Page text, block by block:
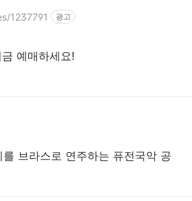
1237791 광고
예매하세요!
브라스로 연주하는 퓨전국악 공